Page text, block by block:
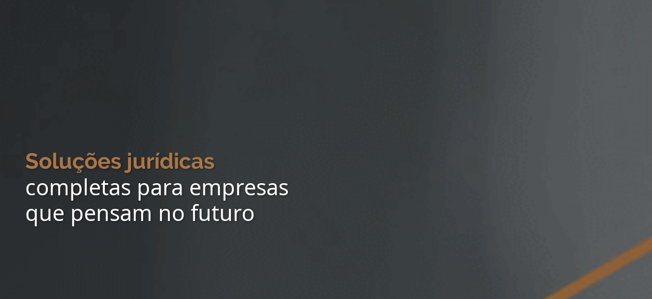
Soluções jurídicas
completas para empresas
que pensam no futuro